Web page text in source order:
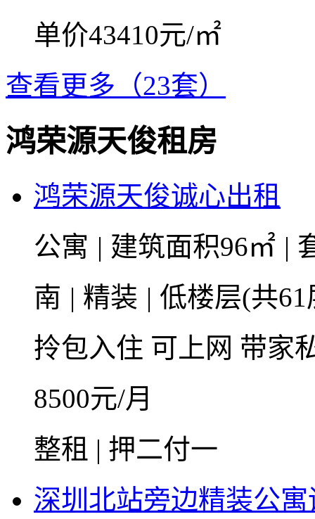
单价43410元/㎡
查看更多（23套）
鸿荣源天俊租房
鸿荣源天俊诚心出租
公寓 | 建筑面积96㎡ |
南 | 精装 | 低楼层(共
拎包入住 可上网 带家
8500元/月
整租 | 押二付一
深圳北站旁边精装公